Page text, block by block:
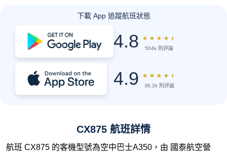
下載 App 追蹤航班狀態
4.8 ★ ★ ★ ★ ★
504k 則評論
4.9 ★ ★ ★ ★ ★
36.2k 則評論
CX875 航班詳情
航班 CX875 的客機型號為空中巴士A350，由 國泰航空營